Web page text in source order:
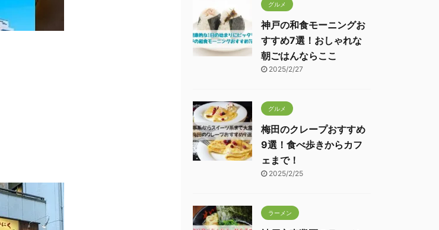
グルメ
神戸の和食モーニングお
すすめ7選！おしゃれな
朝ごはんならここ
2025/2/27
グルメ
梅田のクレープおすすめ
9選！食べ歩きからカフ
ェまで！
2025/2/25
ラーメン